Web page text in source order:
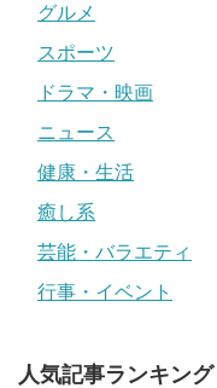
グルメ
スポーツ
ドラマ・映画
ニュース
健康・生活
癒し系
芸能・バラエティ
行事・イベント
人気記事ランキング